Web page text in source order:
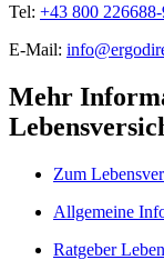
Tel: +43 800 226688-
E-Mail:
Mehr
Zum
Allgemeine
Ratgeber